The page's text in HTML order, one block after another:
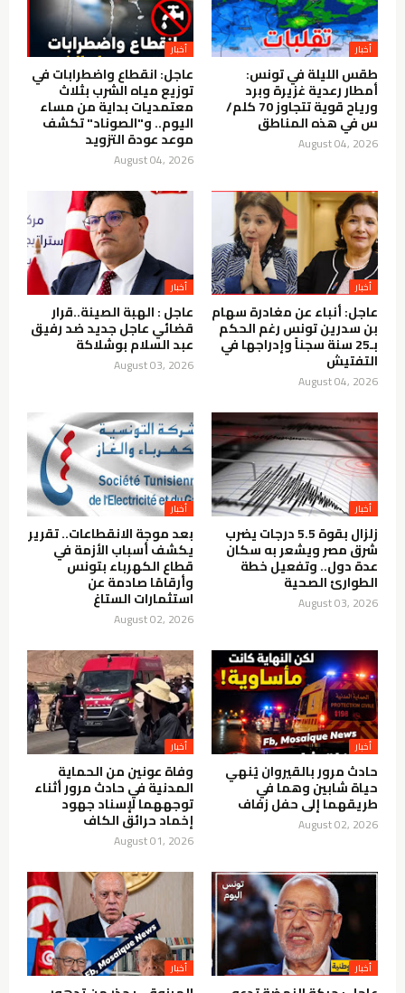
أخبار
طقس الليلة في تونس:
أمطار رعدية غزيرة وبرد
ورياح قوية تتجاوز 70 كلم/
س في هذه المناطق
August 04, 2026
أخبار
عاجل: انقطاع واضطرابات في
توزيع مياه الشرب بثلاث
معتمديات بداية من مساء
اليوم.. و"الصوناد" تكشف
موعد عودة التزويد
August 04, 2026
أخبار
عاجل: أنباء عن مغادرة سهام
بن سدرين تونس رغم الحكم
بـ25 سنة سجناً وإدراجها في
التفتيش
August 04, 2026
أخبار
عاجل : الهبة الصينة..قرار
قضائي عاجل جديد ضد رفيق
عبد السلام بوشلاكة
August 03, 2026
أخبار
زلزال بقوة 5.5 درجات يضرب
شرق مصر ويشعر به سكان
عدة دول.. وتفعيل خطة
الطوارئ الصحية
August 03, 2026
أخبار
بعد موجة الانقطاعات.. تقرير
يكشف أسباب الأزمة في
قطاع الكهرباء بتونس
وأرقامًا صادمة عن
استثمارات الستاغ
August 02, 2026
أخبار
حادث مرور بالقيروان يُنهي
حياة شابين وهما في
طريقهما إلى حفل زفاف
August 02, 2026
أخبار
وفاة عونين من الحماية
المدنية في حادث مرور أثناء
توجههما لإسناد جهود
إخماد حرائق الكاف
August 01, 2026
أخبار أخبار